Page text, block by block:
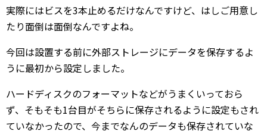
実際にはビスを3本止めるだけなんですけど、はしご用意し
たり面倒は面倒なんですよね。
今回は設置する前に外部ストレージにデータを保存するよ
うに最初から設定しました。
ハードディスクのフォーマットなどがうまくいっておら
ず、そもそも1台目がそちらに保存されるように設定もされ
ていなかったので、今までなんのデータも保存されていな